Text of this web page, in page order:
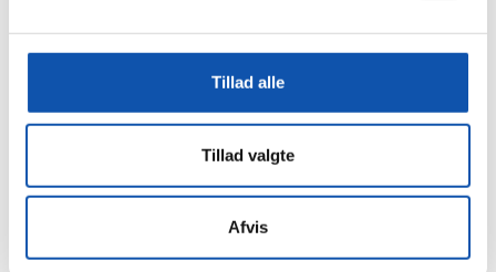
Tillad alle
Tillad valgte
Afvis
Vores kvalitetssikring er afgørende - også
iht. prækvalifikation
Vores svar på industriens schweizerkniv er